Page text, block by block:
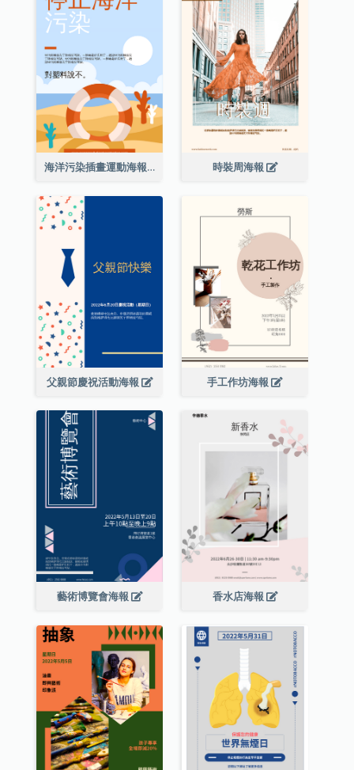
海洋污染插畫運動海報 時裝周海報
父親節慶祝活動海報 手工作坊海報
藝術博覽會海報 香水店海報